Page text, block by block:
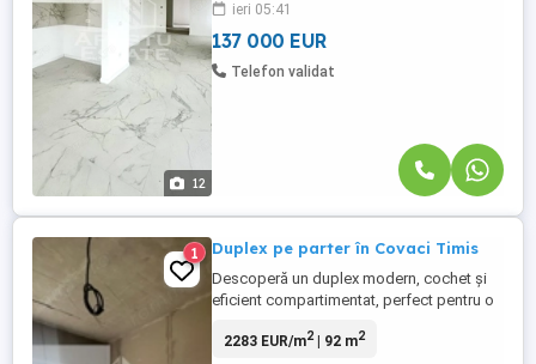
12
tau. Compartimentare practica si
spatioasa - living luminos - ...
ieri 05:41
137 000 EUR
Telefon validat
1 Duplex pe parter în Covaci Timis
Descoperă un duplex modern, cochet și
eficient compartimentat, perfect pentru o
într-o zonă liniștită, aproape de Timișoara.
2283 EUR/m2| 92 m2